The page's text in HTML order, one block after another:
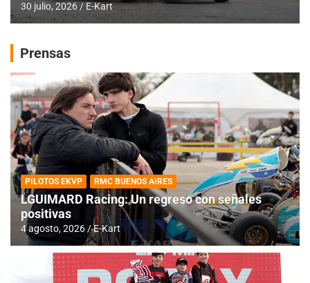
30 julio, 2026 E-Kart
Prensas
PILOTOS EKVP RMC BUENOS AIRES
LGUIMARD Racing: Un regreso con señales
positivas
4 agosto, 2026 E-Kart